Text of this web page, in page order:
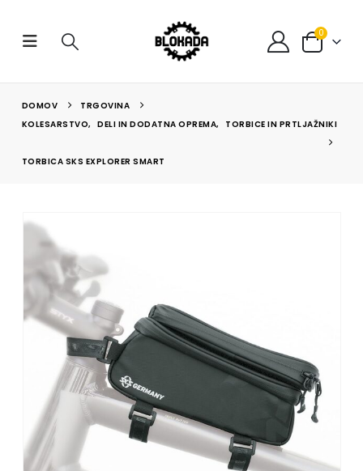
0
DOMOV
TRGOVINA
KOLESARSTVO, DELI IN DODATNA OPREMA, TORBICE IN PRTLJAŽNIKI
TORBICA SKS EXPLORER SMART